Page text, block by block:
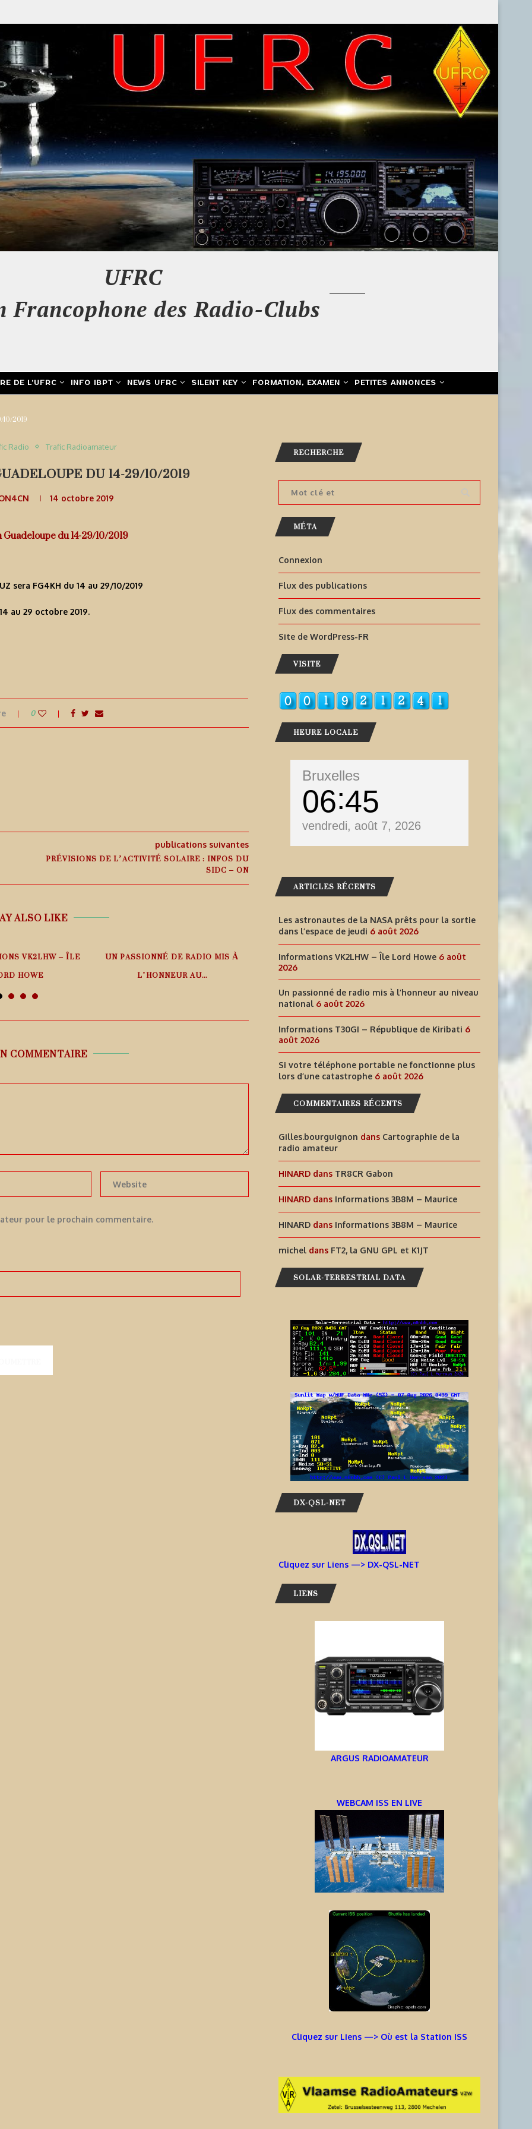
UFRC
Francophone des Radio-Clubs
DE L’UFRC INFO IBPT NEWS UFRC SILENT KEY FORMATION, EXAMEN PETITES ANNONCES
2019
Radio Trafic Radioamateur
DU 14-29/10/2019
14 octobre 2019
du 14-29/10/2019
sera FG4KH du 14 au 29/10/2019
au 29 octobre 2019.
0
publications suivantes
PRÉVISIONS DE L’ACTIVITÉ SOLAIRE : INFOS DU
SIDC – ON
ALSO LIKE
VK2LHW – ÎLE
HOWE
août 2026
UN PASSIONNÉ DE RADIO MIS À
L’HONNEUR AU...
INFORMATIONS T30GI –
RÉPUBLIQUE DE KIRIBATI
6 août 2026
SI VOTRE TÉLÉPHONE
NE FONCTIONNE PLUS
6 août 2026
COMMENTAIRE
pour le prochain commentaire.
RECHERCHE
MÉTA
Connexion
Flux des publications
Flux des commentaires
Site de WordPress-FR
VISITE
HEURE LOCALE
Bruxelles
06 45
vendredi, août 7, 2026
ARTICLES RÉCENTS
Les astronautes de la NASA prêts pour la sortie
dans l’espace de jeudi 6 août 2026
Informations VK2LHW – Île Lord Howe 6 août
2026
Un passionné de radio mis à l’honneur au niveau
national 6 août 2026
Informations T30GI – République de Kiribati 6
août 2026
Si votre téléphone portable ne fonctionne plus
lors d’une catastrophe 6 août 2026
COMMENTAIRES RÉCENTS
Gilles.bourguignon dans Cartographie de la
radio amateur
HINARD dans TR8CR Gabon
HINARD dans Informations 3B8M – Maurice
HINARD dans Informations 3B8M – Maurice
michel dans FT2, la GNU GPL et K1JT
SOLAR-TERRESTRIAL DATA
DX-QSL-NET
Cliquez sur Liens —> DX-QSL-NET
LIENS
ARGUS RADIOAMATEUR
WEBCAM ISS EN LIVE
Cliquez sur Liens —> Où est la Station ISS